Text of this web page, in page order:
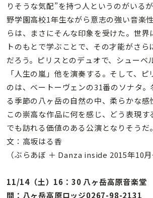
りそうな気配”を持つ人というのがいる
野学園高校1年生ながら意志の強い音楽
らは、まさにそんな印象を受けた。世界
トのもとで学ぶことで、その才能がさら
だろう。ピリスとのデュオで、シューベ
「人生の嵐」他を演奏する。そして、ピ
のは、ベートーヴェンの31番のソナタ
る季節の八ヶ岳の自然の中、柔らかな感
この崇高な作品に何を感じ、どう表現す
でも訪れる価値のある公演となりそうだ。
文：高坂はる香
（ぶらあぼ ＋ Danza inside 2015年10月
11/14（土）16：30 八ヶ岳高原音楽堂
問：八ヶ岳高原ロッジ0267-98-2131